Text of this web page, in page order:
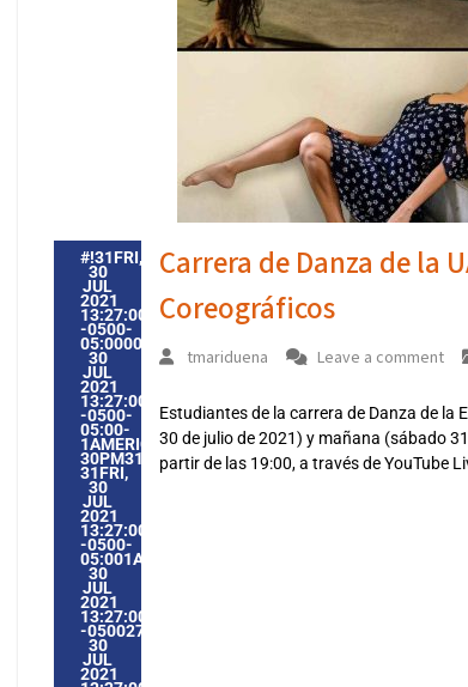
#!31FRI,
30
JUL
2021
13:27:00
-0500-
05:000031#31FRI,
30
JUL
2021
13:27:00
-0500-
05:00-
1AMERICA/GUAYAQUIL3131AMERICA/
30PM31PM-
31FRI,
30
JUL
2021
13:27:00
-0500-
05:001AMERICA/GUAYAQUIL3131AMERICA/
30
JUL
2021
13:27:00
-0500271277PMFRIDAY=1009#!31FRI,
30
JUL
2021
Carrera de Danza de la
Coreográficos
tmariduena Leave a comment
Estudiantes de la carrera de Danza de la
30 de julio de 2021) y mañana (sábado
partir de las 19:00, a través de YouTube